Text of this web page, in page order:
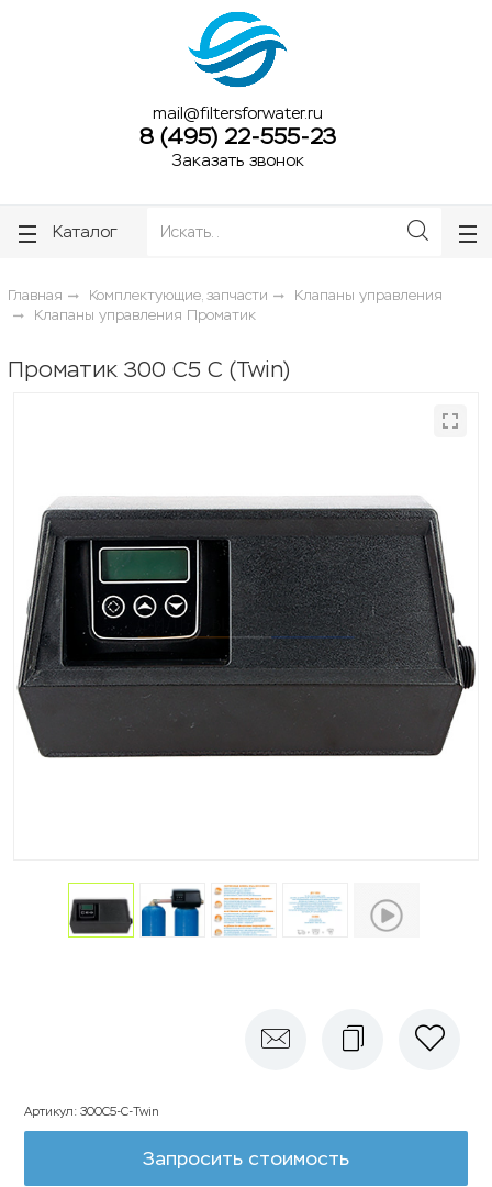
mail@filtersforwater.ru
8 (495) 22-555-23
Заказать звонок
Каталог
Главная Комплектующие, запчасти
Клапаны управления
Клапаны управления Проматик
Проматик 300 С5 С (Twin)
Артикул: 300С5-С-Twin
Запросить стоимость